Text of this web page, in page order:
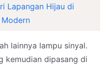
Lapangan Hijau di
lainnya lampu sinyal.
kemudian dipasang di